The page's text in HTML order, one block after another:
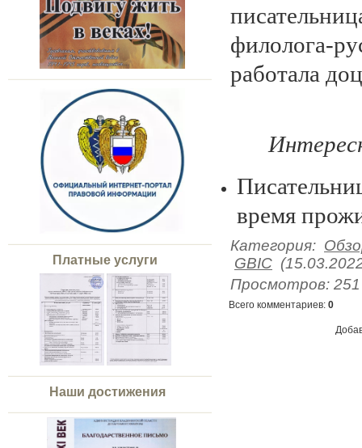
Платные услуги
Наши достижения
филолога-
работала
время
Категория:
GBIC
Просмотров: 251
Всего комментариев: 0